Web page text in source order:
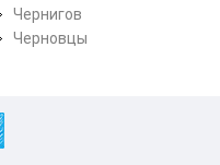
Чернигов
Черновцы